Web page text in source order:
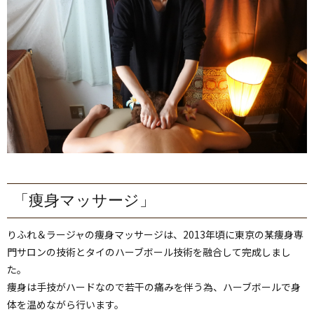
「痩身マッサージ」
りふれ＆ラージャの痩身マッサージは、2013年頃に東京の某痩身専
門サロンの技術とタイのハーブボール技術を融合して完成しまし
た。
痩身は手技がハードなので若干の痛みを伴う為、ハーブボールで身
体を温めながら行います。